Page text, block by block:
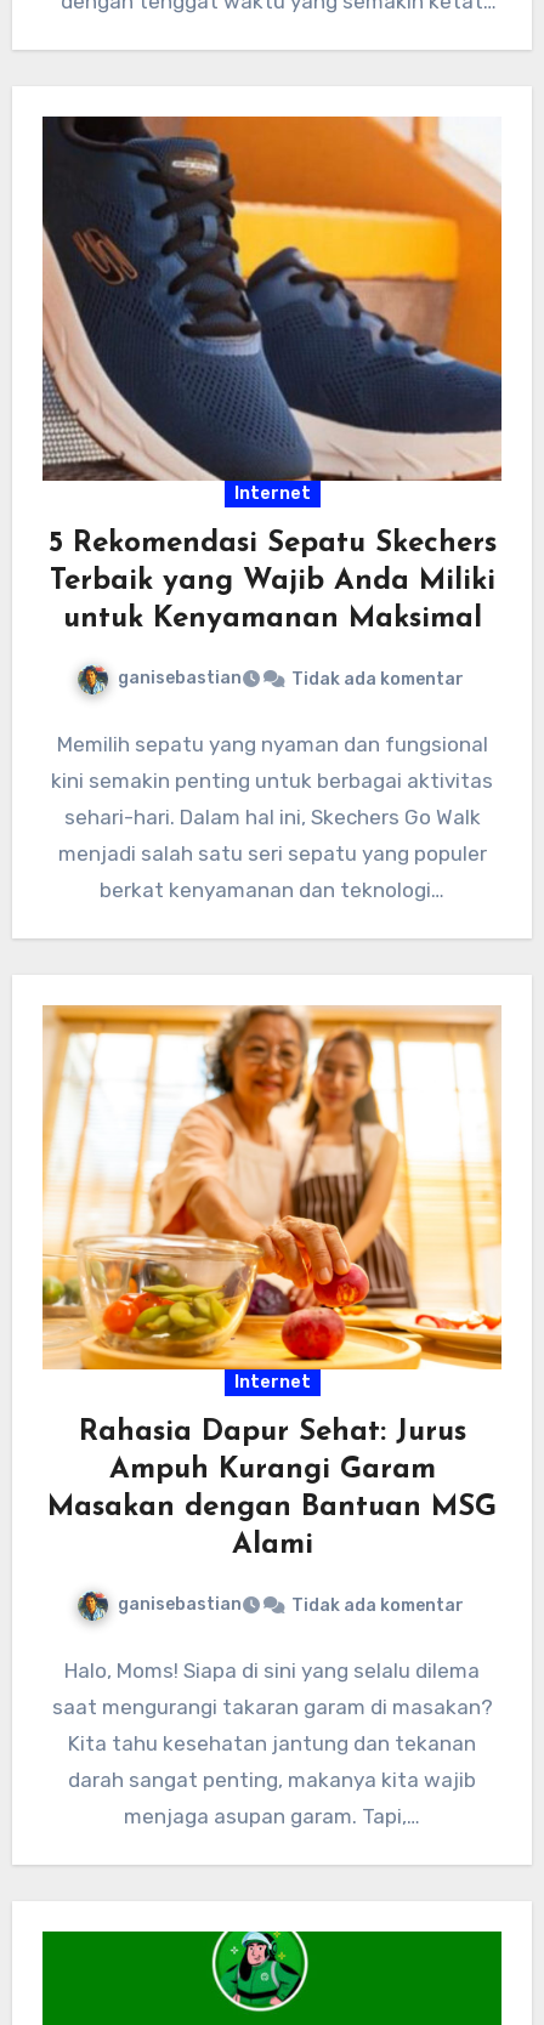
Internet
5 Rekomendasi Sepatu Skechers
Terbaik yang Wajib Anda Miliki
untuk Kenyamanan Maksimal
ganisebastian Tidak ada komentar
Memilih sepatu yang nyaman dan fungsional
kini semakin penting untuk berbagai aktivitas
sehari-hari. Dalam hal ini, Skechers Go Walk
menjadi salah satu seri sepatu yang populer
berkat kenyamanan dan teknologi…
Internet
Rahasia Dapur Sehat: Jurus
Ampuh Kurangi Garam
Masakan dengan Bantuan MSG
Alami
ganisebastian Tidak ada komentar
Halo, Moms! Siapa di sini yang selalu dilema
saat mengurangi takaran garam di masakan?
Kita tahu kesehatan jantung dan tekanan
darah sangat penting, makanya kita wajib
menjaga asupan garam. Tapi,…